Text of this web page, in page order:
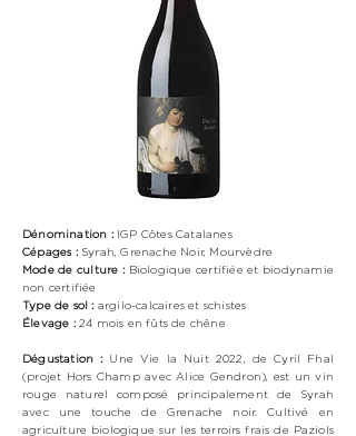
Dénomination : IGP Côtes Catalanes
Cépages : Syrah, Grenache Noir, Mourvèdre
Mode de culture : Biologique certifiée et biodynamie
non certifiée
Type de sol : argilo-calcaires et schistes
Élevage : 24 mois en fûts de chêne
Dégustation : Une Vie la Nuit 2022, de Cyril Fhal
(projet Hors Champ avec Alice Gendron), est un vin
rouge naturel composé principalement de Syrah
avec une touche de Grenache noir. Cultivé en
agriculture biologique sur les terroirs frais de Paziols